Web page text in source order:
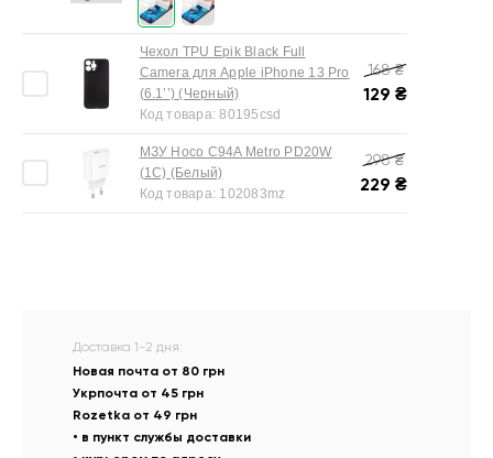
Чехол TPU Epik Black Full
Camera для Apple iPhone 13 Pro
(6.1’’) (Черный)
Код товара:80195csd
168₴
129 ₴
МЗУ Hoco C94A Metro PD20W
(1C) (Белый)
Код товара: 102083mz
298₴
229 ₴
Доставка 1-2 дня:
Новая почта от 80 грн
Укрпочта от 45 грн
Rozetka от 49 грн
• в пункт службы доставки